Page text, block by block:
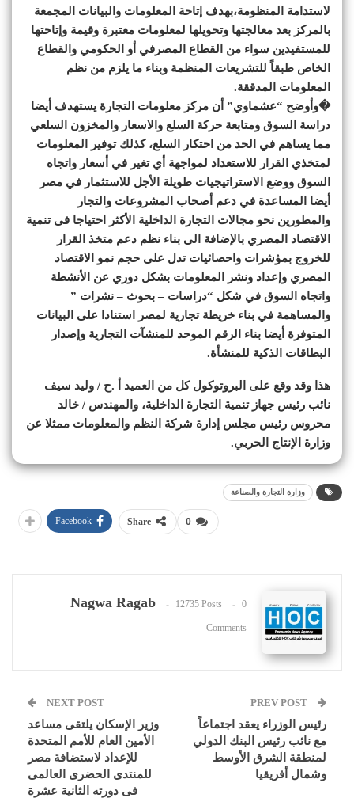
لاستدامة المنظومة،بهدف إتاحة المعلومات والبيانات المجمعة
بالمركز بعد معالجتها وتحويلها لمعلومات معتبرة وقيمة وإتاحتها
للمستفيدين سواء من القطاع المصرفي أو الحكومي والقطاع
الخاص طبقاً للتشريعات المنظمة وبناء ما يلزم من نظم
المعلومات المدققة.
�وأوضح “عشماوي” أن مركز معلومات التجارة يستهدف أيضا
دراسة السوق ومتابعة حركة السلع والاسعار والمخزون السلعي
مما يساهم في الحد من احتكار السلع، كذلك توفير المعلومات
لمتخذي القرار للاستعداد لمواجهة أي تغير في أسعار واتجاه
السوق ووضع الاستراتيجيات طويلة الأجل للاستثمار في مصر
أيضا المساعدة في دعم أصحاب المشروعات والتجار
والمطورين نحو مجالات التجارة الداخلية الأكثر احتياجا فى تنمية
الاقتصاد المصري بالإضافة الى بناء نظم دعم متخذ القرار
للخروج بمؤشرات واحصائيات تدل على حجم نمو الاقتصاد
المصري وإعداد ونشر المعلومات بشكل دوري عن الأنشطة
واتجاه السوق في شكل “دراسات – بحوث – نشرات ”
والمساهمة في بناء خريطة تجارية لمصر استنادا على البيانات
المتوفرة أيضا بناء الرقم الموحد للمنشآت التجارية وإصدار
البطاقات الذكية للمنشأة.
هذا وقد وقع على البروتوكول كل من ‏العميد أ .ح / وليد ‏سيف
نائب رئيس جهاز تنمية التجارة الداخلية، ‏والمهندس / خالد
محروس ‏رئيس مجلس إدارة شركة النظم ‏والمعلومات ممثلا عن
وزارة الإنتاج ‏الحربي.
وزارة التجارة والصناعة
0
Share
Facebook
Nagwa Ragab 12735 Posts 0
Comments
رئيس الوزراء يعقد اجتماعاً
مع نائب رئيس البنك الدولي
لمنطقة الشرق الأوسط
وشمال أفريقيا
NEXT POST
وزير الإسكان يلتقى مساعد
الأمين العام للأمم المتحدة
للإعداد لاستضافة مصر
للمنتدى الحضرى العالمى
فى دورته الثانية عشرة